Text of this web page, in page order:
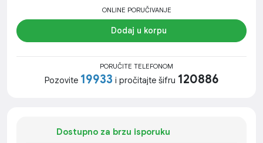
ONLINE PORUČIVANJE
Dodaj u korpu
PORUČITE TELEFONOM
Pozovite 19933 i pročitajte šifru 120886
Dostupno za brzu isporuku